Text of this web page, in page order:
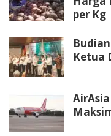
per Kg
Ketua